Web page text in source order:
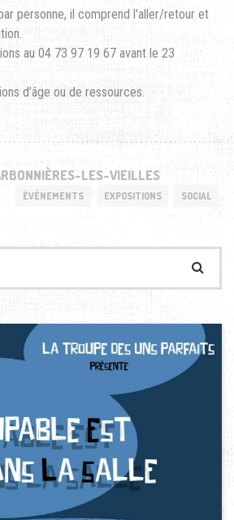
personne, il comprend l'aller/retour et
au 04 73 97 19 67 avant le 23
d’âge ou de ressources.
LES-VIEILLES
ÉVÉNEMENTS EXPOSITIONS SOCIAL